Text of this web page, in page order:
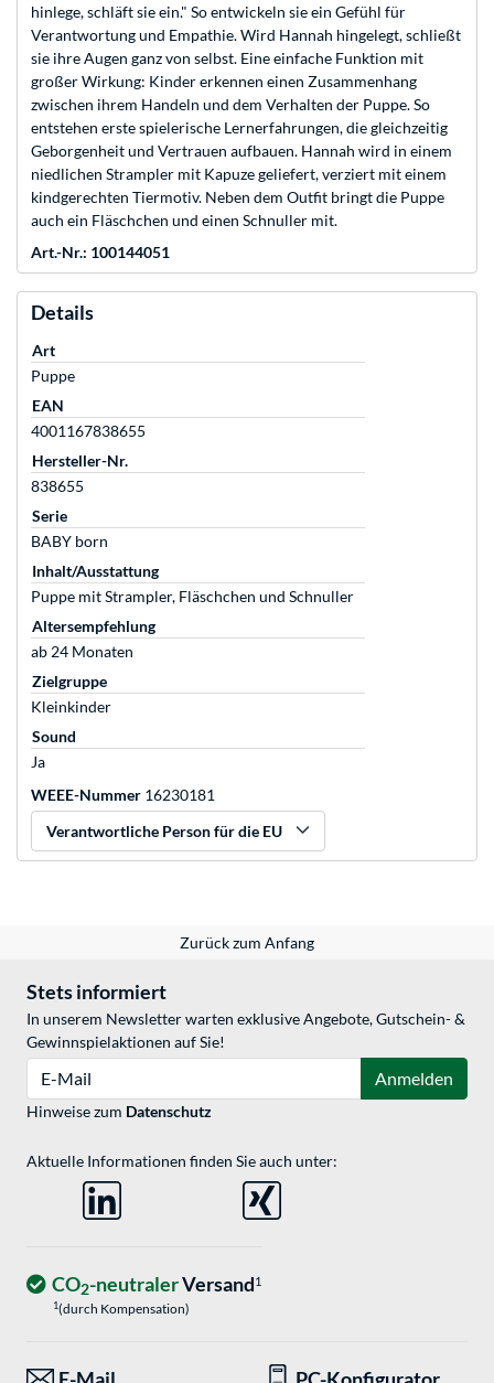
hinlege, schläft sie ein." So entwickeln sie ein Gefühl für
Verantwortung und Empathie. Wird Hannah hingelegt, schließt
sie ihre Augen ganz von selbst. Eine einfache Funktion mit
großer Wirkung: Kinder erkennen einen Zusammenhang
zwischen ihrem Handeln und dem Verhalten der Puppe. So
entstehen erste spielerische Lernerfahrungen, die gleichzeitig
Geborgenheit und Vertrauen aufbauen. Hannah wird in einem
niedlichen Strampler mit Kapuze geliefert, verziert mit einem
kindgerechten Tiermotiv. Neben dem Outfit bringt die Puppe
auch ein Fläschchen und einen Schnuller mit.
Art.-Nr.: 100144051
Details
Art
Puppe
EAN
4001167838655
Hersteller-Nr.
838655
Serie
BABY born
Inhalt/Ausstattung
Puppe mit Strampler, Fläschchen und Schnuller
Altersempfehlung
ab 24 Monaten
Zielgruppe
Kleinkinder
Sound
Ja
WEEE-Nummer 16230181
Verantwortliche Person für die EU
Zurück zum Anfang
Stets informiert
In unserem Newsletter warten exklusive Angebote, Gutschein- &
Gewinnspielaktionen auf Sie!
Anmelden
Hinweise zum Datenschutz
Aktuelle Informationen finden Sie auch unter:
CO2-neutralerVersand1
1(durch Kompensation)